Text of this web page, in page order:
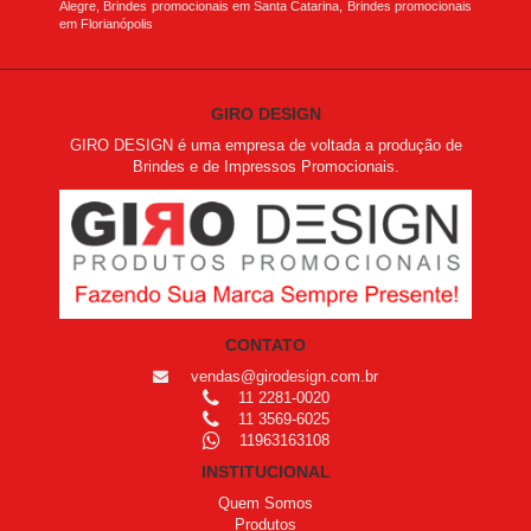
Alegre, Brindes promocionais em Santa Catarina, Brindes promocionais
em Florianópolis
GIRO DESIGN
GIRO DESIGN é uma empresa de voltada a produção de
Brindes e de Impressos Promocionais.
CONTATO
vendas@girodesign.com.br
11 2281-0020
11 3569-6025
11963163108
INSTITUCIONAL
Quem Somos
Produtos